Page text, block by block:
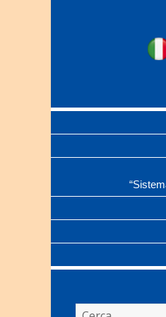
Ville
Ricerca